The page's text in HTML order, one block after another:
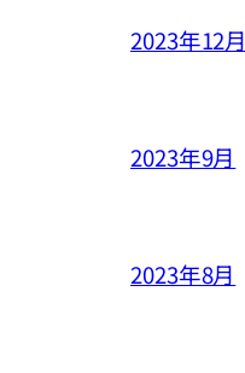
2023年12月
2023年9月
2023年8月